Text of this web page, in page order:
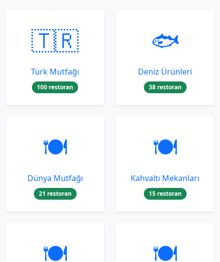
🇹🇷
Türk Mutfağı
100 restoran
🐟
Deniz Ürünleri
38 restoran
🍽️
Dünya Mutfağı
21 restoran
🍽️
Kahvaltı Mekanları
15 restoran
🍽️ 🍽️